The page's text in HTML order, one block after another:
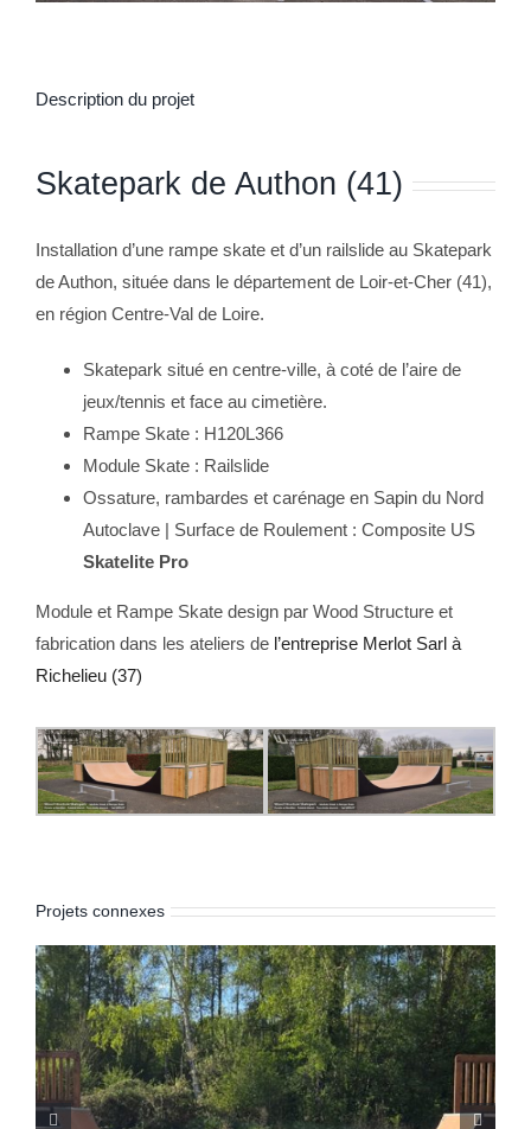
Description du projet
Skatepark de Authon (41)
Installation d’une rampe skate et d’un railslide au Skatepark
de Authon, située dans le département de Loir-et-Cher (41),
en région Centre-Val de Loire.
Skatepark situé en centre-ville, à coté de l’aire de
jeux/tennis et face au cimetière.
Rampe Skate : H120L366
Module Skate : Railslide
Ossature, rambardes et carénage en Sapin du Nord
Autoclave | Surface de Roulement : Composite US
Skatelite Pro
Module et Rampe Skate design par Wood Structure et
fabrication dans les ateliers de l’entreprise Merlot Sarl à
Richelieu (37)
Projets connexes